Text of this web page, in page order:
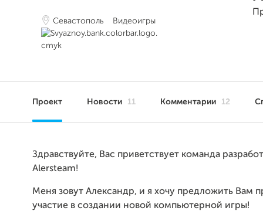
Севастополь Видеоигры
Проект Новости 11 Комментарии 12
Здравствуйте, Вас приветствует команда
Alersteam!
Меня зовут Александр, и я хочу предложить Вам
участие в создании новой компьютерной игры!